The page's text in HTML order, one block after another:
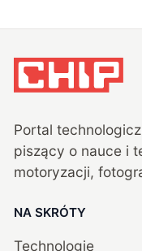
Portal
piszący o nauce i
motoryzacji,
NA SKRÓTY
Technologie